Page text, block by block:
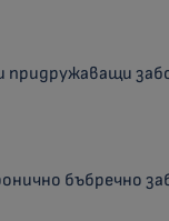
придружаващи
бъбречно